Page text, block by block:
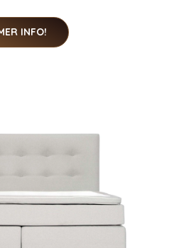
INFO!